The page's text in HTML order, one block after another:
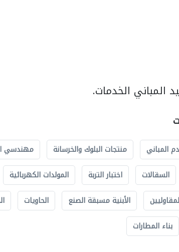
المباني الخدمات.
المباني منتجات البلوك والخرسانة مهندسي
السقالات اختبار التربة المولدات الكهربائية
الأبنية مسبقة الصنع الحاويات
بناء المطارات